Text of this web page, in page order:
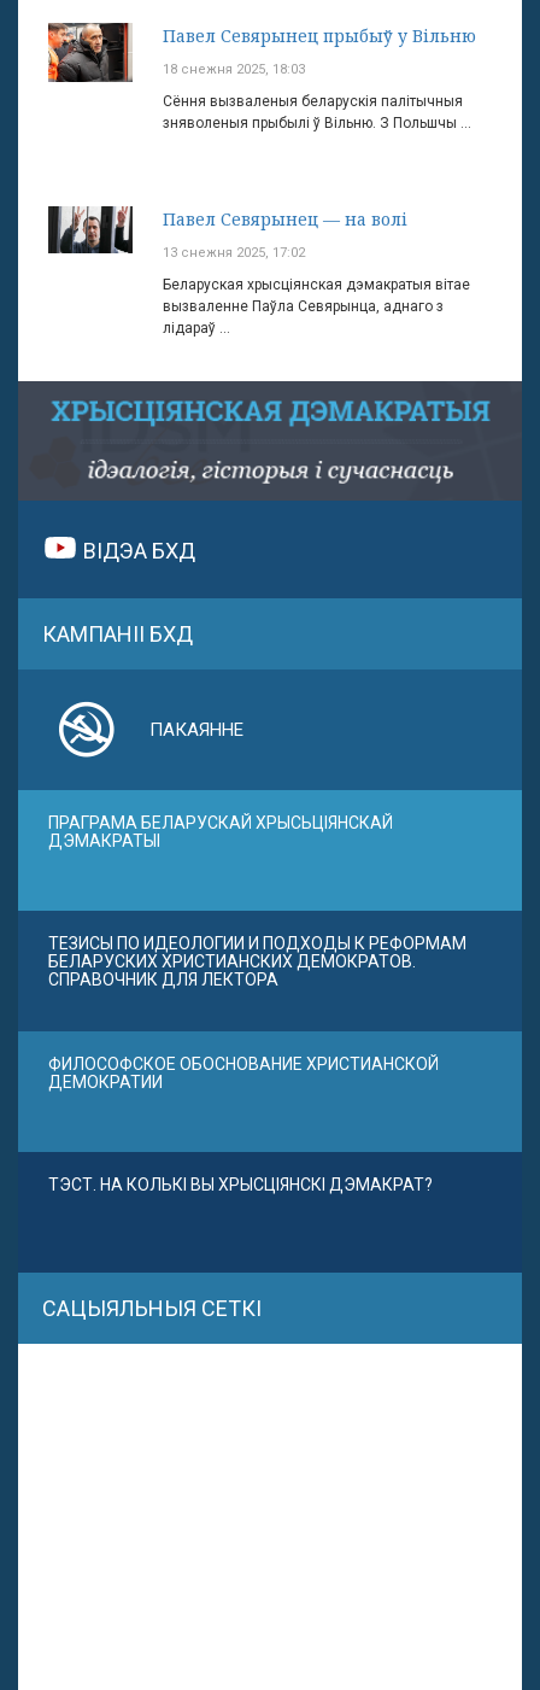
Павел Севярынец прыбыў у Вільню
18 снежня 2025, 18:03
Сёння вызваленыя беларускія палітычныя
зняволеныя прыбылі ў Вільню. З Польшчы ...
Павел Севярынец — на волі
13 снежня 2025, 17:02
Беларуская хрысціянская дэмакратыя вітае
вызваленне Паўла Севярынца, аднаго з
лідараў ...
ВІДЭА БХД
КАМПАНІІ БХД
ПАКАЯННЕ
ПРАГРАМА БЕЛАРУСКАЙ ХРЫСЬЦІЯНСКАЙ
ДЭМАКРАТЫІ
ТЕЗИСЫ ПО ИДЕОЛОГИИ И ПОДХОДЫ К РЕФОРМАМ
БЕЛАРУСКИХ ХРИСТИАНСКИХ ДЕМОКРАТОВ.
СПРАВОЧНИК ДЛЯ ЛЕКТОРА
ФИЛОСОФСКОЕ ОБОСНОВАНИЕ ХРИСТИАНСКОЙ
ДЕМОКРАТИИ
ТЭСТ. НА КОЛЬКІ ВЫ ХРЫСЦІЯНСКІ ДЭМАКРАТ?
САЦЫЯЛЬНЫЯ СЕТКІ